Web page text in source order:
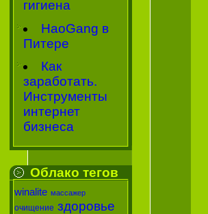
гигиена
HaoGang в
Питере
Как
заработать.
Инструменты
интернет
бизнеса
Облако тегов
winalite массажер
очищение здоровье